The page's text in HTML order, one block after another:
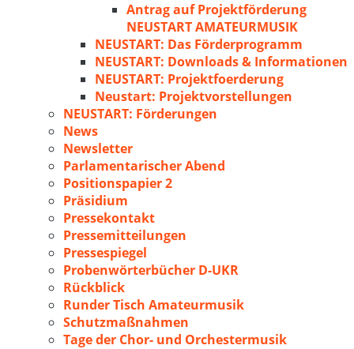
Antrag auf Projektförderung
NEUSTART AMATEURMUSIK
NEUSTART: Das Förderprogramm
NEUSTART: Downloads & Informationen
NEUSTART: Projektfoerderung
Neustart: Projektvorstellungen
NEUSTART: Förderungen
News
Newsletter
Parlamentarischer Abend
Positionspapier 2
Präsidium
Pressekontakt
Pressemitteilungen
Pressespiegel
Probenwörterbücher D-UKR
Rückblick
Runder Tisch Amateurmusik
Schutzmaßnahmen
Tage der Chor- und Orchestermusik